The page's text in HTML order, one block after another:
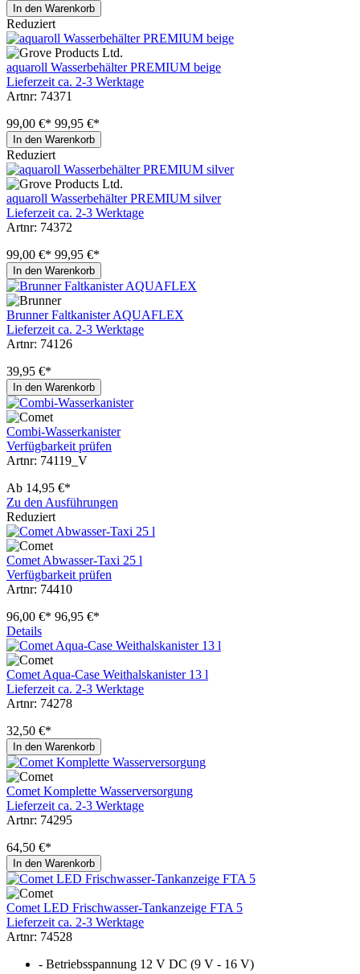
In den Warenkorb
Reduziert
aquaroll Wasserbehälter PREMIUM beige
Lieferzeit ca. 2-3 Werktage
Artnr: 74371
99,00 €* 99,95 €*
In den Warenkorb
Reduziert
aquaroll Wasserbehälter PREMIUM silver
Lieferzeit ca. 2-3 Werktage
Artnr: 74372
99,00 €* 99,95 €*
In den Warenkorb
Brunner Faltkanister AQUAFLEX
Lieferzeit ca. 2-3 Werktage
Artnr: 74126
39,95 €*
In den Warenkorb
Combi-Wasserkanister
Verfügbarkeit prüfen
Artnr: 74119_V
Ab 14,95 €*
Zu den Ausführungen
Reduziert
Comet Abwasser-Taxi 25 l
Verfügbarkeit prüfen
Artnr: 74410
96,00 €* 96,95 €*
Details
Comet Aqua-Case Weithalskanister 13 l
Lieferzeit ca. 2-3 Werktage
Artnr: 74278
32,50 €*
In den Warenkorb
Comet Komplette Wasserversorgung
Lieferzeit ca. 2-3 Werktage
Artnr: 74295
64,50 €*
In den Warenkorb
Comet LED Frischwasser-Tankanzeige FTA 5
Lieferzeit ca. 2-3 Werktage
Artnr: 74528
- Betriebsspannung 12 V DC (9 V - 16 V)